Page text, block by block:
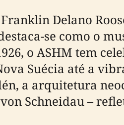
Delano
se como o
o ASHM tem
Suécia até a
a arquitetura
Schneidau –